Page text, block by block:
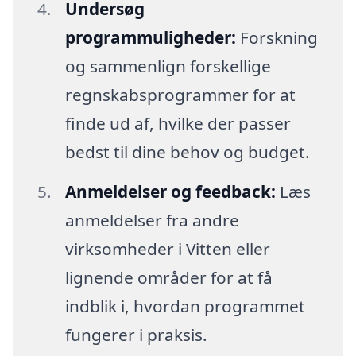
Undersøg
programmuligheder: Forskning
og sammenlign forskellige
regnskabsprogrammer for at
finde ud af, hvilke der passer
bedst til dine behov og budget.
Anmeldelser og feedback: Læs
anmeldelser fra andre
virksomheder i Vitten eller
lignende områder for at få
indblik i, hvordan programmet
fungerer i praksis.